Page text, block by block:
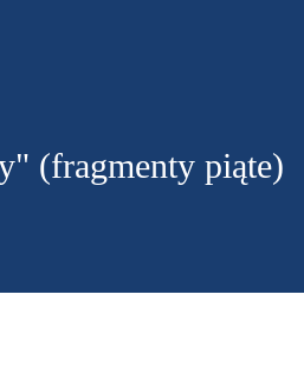
(fragmenty piąte)